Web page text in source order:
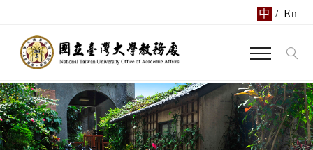
中 / En